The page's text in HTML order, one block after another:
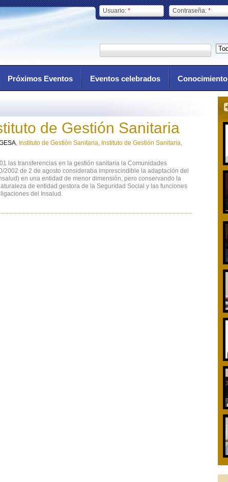
Usuario: * Contraseña: *
Próximos Eventos Eventos celebrados Conocimiento
de Gestión Sanitaria
, Instituto de Gestión Sanitaria, Instituto de Gestión Sanitaria,
las transferencias en la gestión sanitaria la Comunidades
2002 de 2 de agosto consideraba imprescindible la adaptación del
en una entidad de menor dimensión, pero conservando la
de entidad gestora de la Seguridad Social y las funciones
del Insalud.